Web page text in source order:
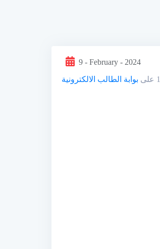
9 - February - 2024